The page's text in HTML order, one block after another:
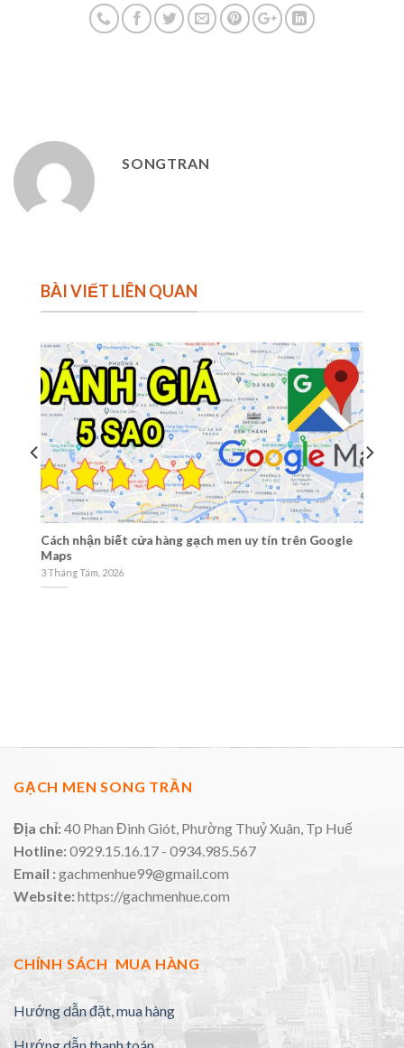
SONGTRAN
BÀI VIẾT LIÊN QUAN
Cách nhận biết cửa hàng gạch men uy tín trên Google
Maps
3 Tháng Tám, 2026
GẠCH MEN SONG TRẦN
Địa chỉ:40 Phan Đình Giót, Phường Thuỷ Xuân, Tp Huế
Hotline:0929.15.16.17 - 0934.985.567
Email :gachmenhue99@gmail.com
Website:https://gachmenhue.com
CHÍNH SÁCH MUA HÀNG
Hướng dẫn đặt, mua hàng